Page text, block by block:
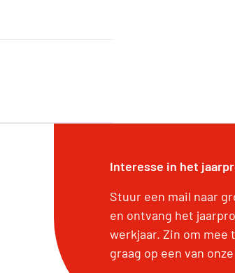
Interesse in het
Stuur een mail naar
en ontvang het
werkjaar. Zin om mee
graag op een van